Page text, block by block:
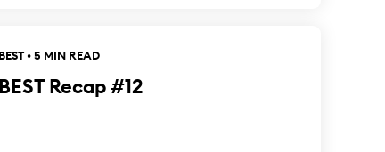
BEST • 5 MIN READ
BEST Recap #12